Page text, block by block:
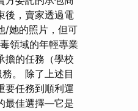
後，賣家透過電
/她的照片，但可
領域的年輕專業
擔的任務（學校
。 除了上述目
要任務到順利運
最佳選擇—它是